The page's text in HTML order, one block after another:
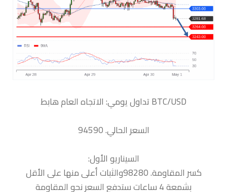
السعر الحالي. 94590
السيناريو الأول:
كسر المقاومة. 98280والثبات أعلى منها على الأقل
بشمعة 4 ساعات ستدفع السعر نحو المقاومة